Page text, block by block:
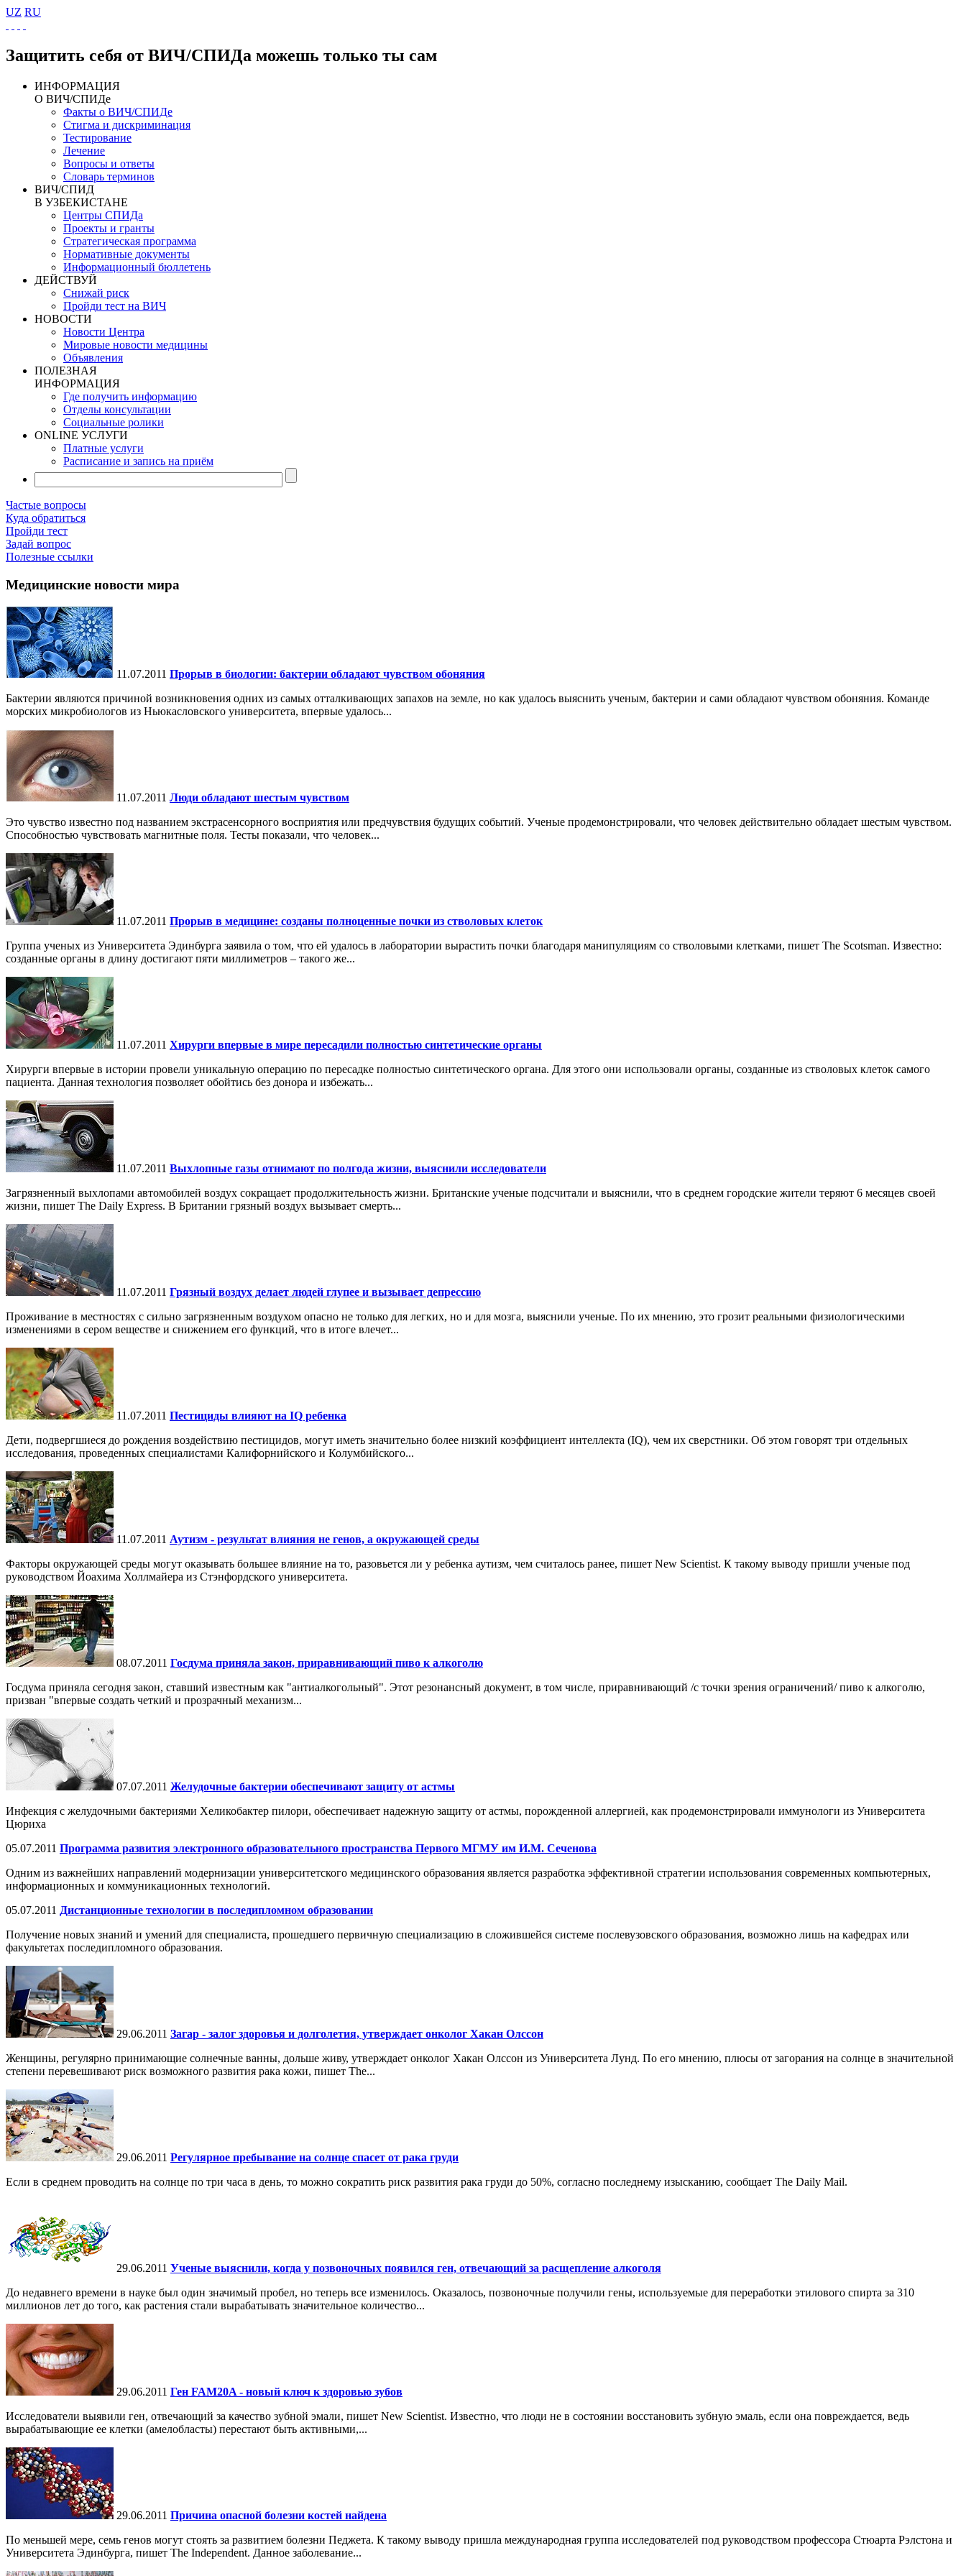
UZ RU
Защитить себя от ВИЧ/СПИДа можешь только ты сам
ИНФОРМАЦИЯ
О ВИЧ/СПИДе
Факты о ВИЧ/СПИДе
Стигма и дискриминация
Тестирование
Лечение
Вопросы и ответы
Словарь терминов
ВИЧ/СПИД
В УЗБЕКИСТАНЕ
Центры СПИДа
Проекты и гранты
Стратегическая программа
Нормативные документы
Информационный бюллетень
ДЕЙСТВУЙ
Снижай риск
Пройди тест на ВИЧ
НОВОСТИ
Новости Центра
Мировые новости медицины
Объявления
ПОЛЕЗНАЯ
ИНФОРМАЦИЯ
Где получить информацию
Отделы консультации
Социальные ролики
ONLINE УСЛУГИ
Платные услуги
Расписание и запись на приём
Частые вопросы
Куда обратиться
Пройди тест
Задай вопрос
Полезные ссылки
Медицинские новости мира
11.07.2011 Прорыв в биологии: бактерии обладают чувством обоняния
Бактерии являются причиной возникновения одних из самых отталкивающих запахов на земле, но как удалось выяснить ученым, бактерии и сами обладают чувством обоняния. Команде
морских микробиологов из Ньюкасловского университета, впервые удалось...
11.07.2011 Люди обладают шестым чувством
Это чувство известно под названием экстрасенсорного восприятия или предчувствия будущих событий. Ученые продемонстрировали, что человек действительно обладает шестым чувством.
Способностью чувствовать магнитные поля. Тесты показали, что человек...
11.07.2011 Прорыв в медицине: созданы полноценные почки из стволовых клеток
Группа ученых из Университета Эдинбурга заявила о том, что ей удалось в лаборатории вырастить почки благодаря манипуляциям со стволовыми клетками, пишет The Scotsman. Известно:
созданные органы в длину достигают пяти миллиметров – такого же...
11.07.2011 Хирурги впервые в мире пересадили полностью синтетические органы
Хирурги впервые в истории провели уникальную операцию по пересадке полностью синтетического органа. Для этого они использовали органы, созданные из стволовых клеток самого
пациента. Данная технология позволяет обойтись без донора и избежать...
11.07.2011 Выхлопные газы отнимают по полгода жизни, выяснили исследователи
Загрязненный выхлопами автомобилей воздух сокращает продолжительность жизни. Британские ученые подсчитали и выяснили, что в среднем городские жители теряют 6 месяцев своей
жизни, пишет The Daily Express. В Британии грязный воздух вызывает смерть...
11.07.2011 Грязный воздух делает людей глупее и вызывает депрессию
Проживание в местностях с сильно загрязненным воздухом опасно не только для легких, но и для мозга, выяснили ученые. По их мнению, это грозит реальными физиологическими
изменениями в сером веществе и снижением его функций, что в итоге влечет...
11.07.2011 Пестициды влияют на IQ ребенка
Дети, подвергшиеся до рождения воздействию пестицидов, могут иметь значительно более низкий коэффициент интеллекта (IQ), чем их сверстники. Об этом говорят три отдельных
исследования, проведенных специалистами Калифорнийского и Колумбийского...
11.07.2011 Аутизм - результат влияния не генов, а окружающей среды
Факторы окружающей среды могут оказывать большее влияние на то, разовьется ли у ребенка аутизм, чем считалось ранее, пишет New Scientist. К такому выводу пришли ученые под
руководством Йоахима Холлмайера из Стэнфордского университета.
08.07.2011 Госдума приняла закон, приравнивающий пиво к алкоголю
Госдума приняла сегодня закон, ставший известным как "антиалкогольный". Этот резонансный документ, в том числе, приравнивающий /с точки зрения ограничений/ пиво к алкоголю,
призван "впервые создать четкий и прозрачный механизм...
07.07.2011 Желудочные бактерии обеспечивают защиту от астмы
Инфекция с желудочными бактериями Хеликобактер пилори, обеспечивает надежную защиту от астмы, порожденной аллергией, как продемонстрировали иммунологи из Университета
Цюриха
05.07.2011 Программа развития электронного образовательного пространства Первого МГМУ им И.М. Сеченова
Одним из важнейших направлений модернизации университетского медицинского образования является разработка эффективной стратегии использования современных компьютерных,
информационных и коммуникационных технологий.
05.07.2011 Дистанционные технологии в последипломном образовании
Получение новых знаний и умений для специалиста, прошедшего первичную специализацию в сложившейся системе послевузовского образования, возможно лишь на кафедрах или
факультетах последипломного образования.
29.06.2011 Загар - залог здоровья и долголетия, утверждает онколог Хакан Олссон
Женщины, регулярно принимающие солнечные ванны, дольше живу, утверждает онколог Хакан Олссон из Университета Лунд. По его мнению, плюсы от загорания на солнце в значительной
степени перевешивают риск возможного развития рака кожи, пишет The...
29.06.2011 Регулярное пребывание на солнце спасет от рака груди
Если в среднем проводить на солнце по три часа в день, то можно сократить риск развития рака груди до 50%, согласно последнему изысканию, сообщает The Daily Mail.
29.06.2011 Ученые выяснили, когда у позвоночных появился ген, отвечающий за расщепление алкоголя
До недавнего времени в науке был один значимый пробел, но теперь все изменилось. Оказалось, позвоночные получили гены, используемые для переработки этилового спирта за 310
миллионов лет до того, как растения стали вырабатывать значительное количество...
29.06.2011 Ген FAM20A - новый ключ к здоровью зубов
Исследователи выявили ген, отвечающий за качество зубной эмали, пишет New Scientist. Известно, что люди не в состоянии восстановить зубную эмаль, если она повреждается, ведь
вырабатывающие ее клетки (амелобласты) перестают быть активными,...
29.06.2011 Причина опасной болезни костей найдена
По меньшей мере, семь генов могут стоять за развитием болезни Педжета. К такому выводу пришла международная группа исследователей под руководством профессора Стюарта Рэлстона и
Университета Эдинбурга, пишет The Independent. Данное заболевание...